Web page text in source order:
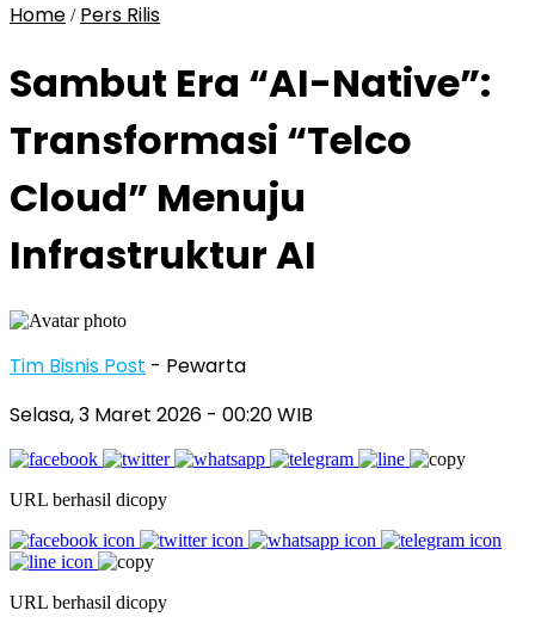
Home / Pers Rilis
Sambut Era “AI-Native”:
Transformasi “Telco
Cloud” Menuju
Infrastruktur AI
Tim Bisnis Post - Pewarta
Selasa, 3 Maret 2026 - 00:20 WIB
URL berhasil dicopy
URL berhasil dicopy